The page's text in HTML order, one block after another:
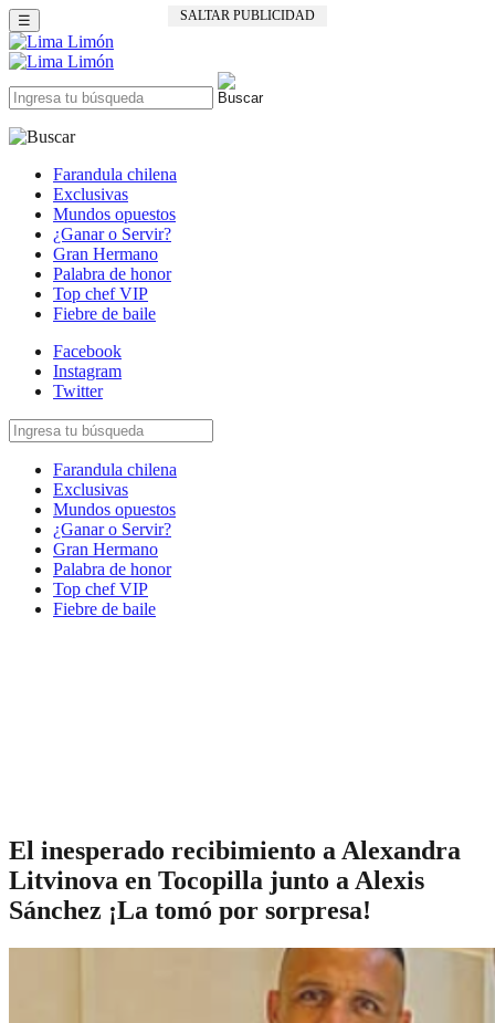
SALTAR PUBLICIDAD
☰
Farandula chilena
Exclusivas
Mundos opuestos
¿Ganar o Servir?
Gran Hermano
Palabra de honor
Top chef VIP
Fiebre de baile
Facebook
Instagram
Twitter
Farandula chilena
Exclusivas
Mundos opuestos
¿Ganar o Servir?
Gran Hermano
Palabra de honor
Top chef VIP
Fiebre de baile
El inesperado recibimiento a Alexandra
Litvinova en Tocopilla junto a Alexis
Sánchez ¡La tomó por sorpresa!